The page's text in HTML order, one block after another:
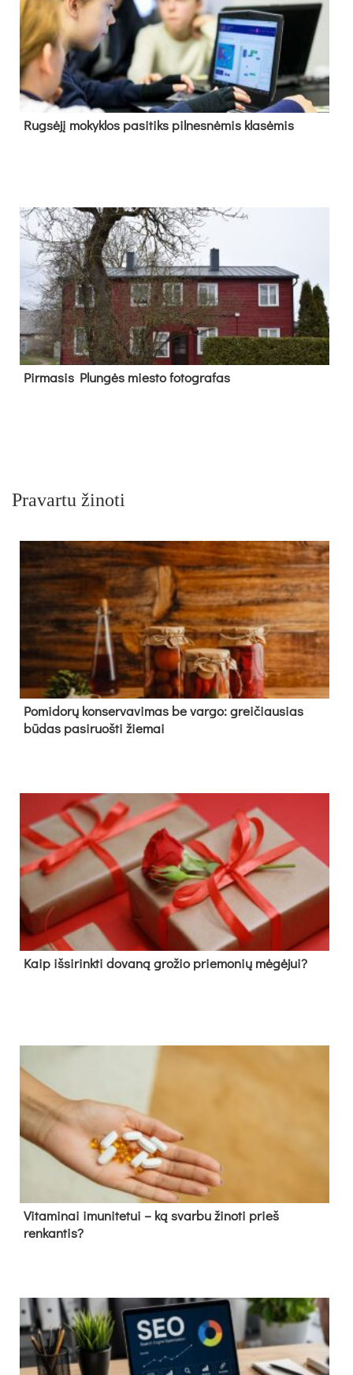
Rug­sė­jį mo­kyk­los pa­si­tiks pil­nes­nė­mis kla­sė­mis
Pir­ma­sis Plun­gės mies­to fo­tog­ra­fas
Pravartu žinoti
Pomidorų konservavimas be vargo: greičiausias
būdas pasiruošti žiemai
Kaip išsirinkti dovaną grožio priemonių mėgėjui?
Vitaminai imunitetui – ką svarbu žinoti prieš
renkantis?